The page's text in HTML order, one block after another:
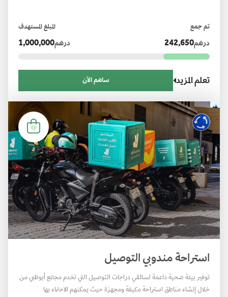
تم جمع
درهم242,650
المبلغ المستهدف
درهم1,000,000
تعلم المزيد ساهم الآن
استراحة مندوبي التوصيل
توفير بيئة صحية داعمة لسائقي دراجات التوصيل التي تخدم مجتمع أبوظبي من
خلال إنشاء مناطق استراحة مكيفة ومجهزة حيث يمكنهم الاحتماء بها